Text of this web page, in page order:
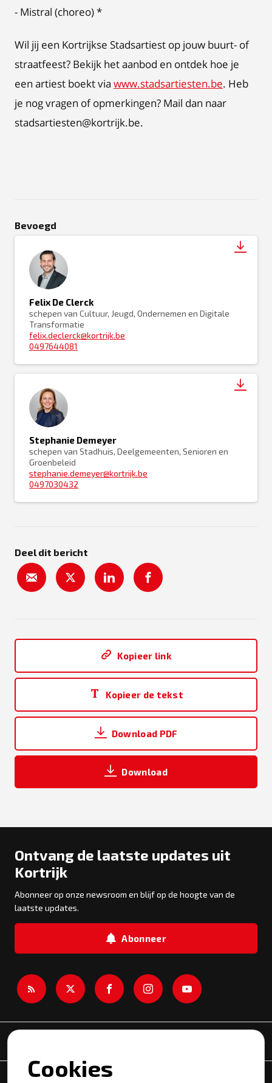
- Mistral (choreo) *
Wil jij een Kortrijkse Stadsartiest op jouw buurt- of
straatfeest? Bekijk het aanbod en ontdek hoe je
een artiest boekt via www.stadsartiesten.be. Heb
je nog vragen of opmerkingen? Mail dan naar
stadsartiesten@kortrijk.be.
Bevoegd
Felix De Clerck
schepen van Cultuur, Jeugd, Ondernemen en Digitale
Transformatie
felix.declerck@kortrijk.be
0497644081
Stephanie Demeyer
schepen van Stadhuis, Deelgemeenten, Senioren en
Groenbeleid
stephanie.demeyer@kortrijk.be
0497030432
Deel dit bericht
Kopieer link
Kopieer de tekst
Download PDF
Download
Ontvang de laatste updates uit
Kortrijk
Abonneer op onze newsroom en blijf op de hoogte van de
laatste updates.
Abonneer
Onderwerpen
Cookies